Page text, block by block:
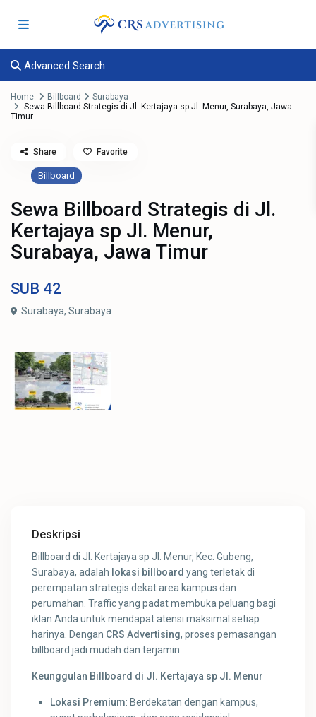
Advanced Search
Home Billboard
Surabaya
Sewa Billboard Strategis di Jl. Kertajaya sp Jl. Menur, Surabaya, Jawa
Timur
Billboard
Sewa Billboard Strategis di Jl.
Kertajaya sp Jl. Menur,
Surabaya, Jawa Timur
SUB 42
Surabaya,Surabaya
Share Favorite
Deskripsi
Billboard di Jl. Kertajaya sp Jl. Menur, Kec. Gubeng,
Surabaya, adalah lokasi billboard yang terletak di
perempatan strategis dekat area kampus dan
perumahan. Traffic yang padat membuka peluang bagi
iklan Anda untuk mendapat atensi maksimal setiap
harinya. Dengan CRS Advertising, proses pemasangan
billboard jadi mudah dan terjamin.
Keunggulan Billboard di Jl. Kertajaya sp Jl. Menur
Lokasi Premium: Berdekatan dengan kampus,